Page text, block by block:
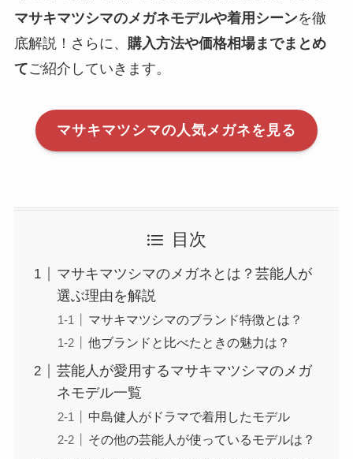
マサキマツシマのメガネモデルや着用シーンを徹
底解説！さらに、 購入方法や価格相場までまとめ
てご紹介していきます。
マサキマツシマの人気メガネを見る
目次
マサキマツシマのメガネとは？芸能人が
選ぶ理由を解説
マサキマツシマのブランド特徴とは？
他ブランドと比べたときの魅力は？
芸能人が愛用するマサキマツシマのメガ
ネモデル一覧
中島健人がドラマで着用したモデル
その他の芸能人が使っているモデルは？